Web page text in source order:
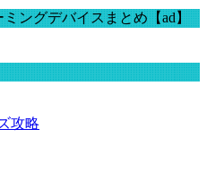
ングデバイスまとめ【ad】
攻略